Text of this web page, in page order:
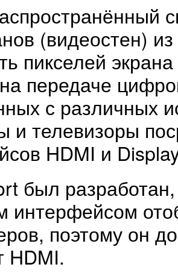
(видеостен)
пикселей
передаче
с различных
и телевизоры
HDMI и
был
интерфейсом
поэтому он
HDMI.